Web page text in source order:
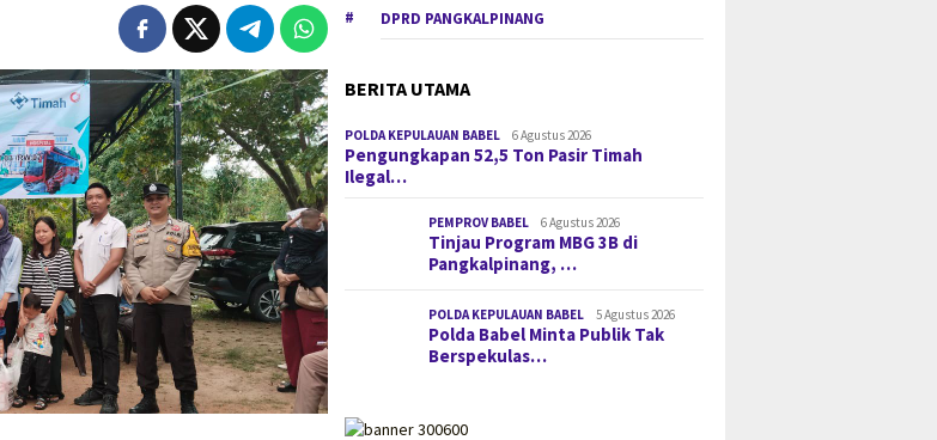
DPRD PANGKALPINANG
BERITA UTAMA
POLDA KEPULAUAN BABEL 6 Agustus 2026
Pengungkapan 52,5 Ton Pasir Timah
Ilegal…
PEMPROV BABEL 6 Agustus 2026
Tinjau Program MBG 3B di
Pangkalpinang, …
POLDA KEPULAUAN BABEL 5 Agustus 2026
Polda Babel Minta Publik Tak
Berspekulas…